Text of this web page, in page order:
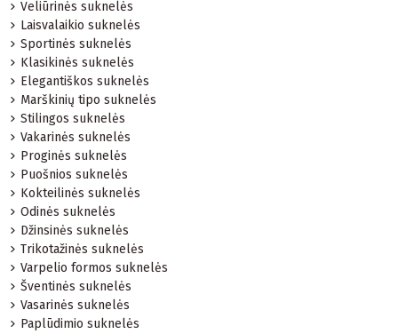
Veliūrinės suknelės
Laisvalaikio suknelės
Sportinės suknelės
Klasikinės suknelės
Elegantiškos suknelės
Marškinių tipo suknelės
Stilingos suknelės
Vakarinės suknelės
Proginės suknelės
Puošnios suknelės
Kokteilinės suknelės
Odinės suknelės
Džinsinės suknelės
Trikotažinės suknelės
Varpelio formos suknelės
Šventinės suknelės
Vasarinės suknelės
Paplūdimio suknelės